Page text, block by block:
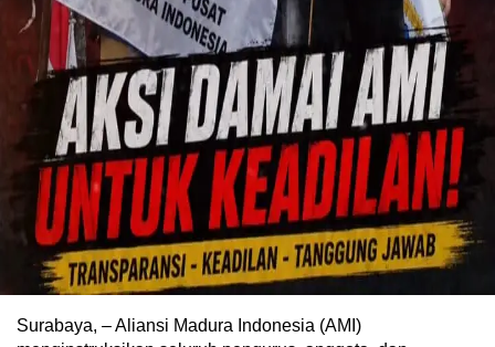
Surabaya, – Aliansi Madura Indonesia (AMI)